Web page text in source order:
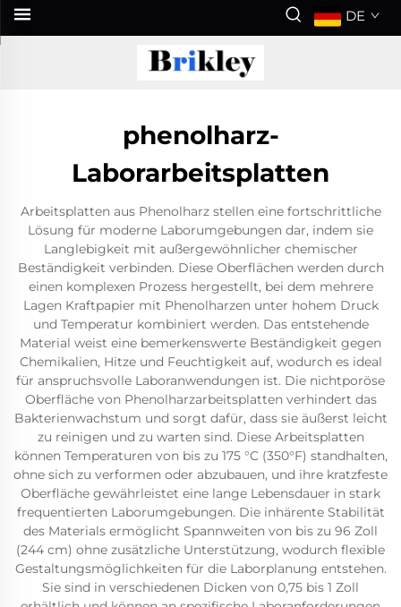
DE
phenolharz-
Laborarbeitsplatten
Arbeitsplatten aus Phenolharz stellen eine fortschrittliche
Lösung für moderne Laborumgebungen dar, indem sie
Langlebigkeit mit außergewöhnlicher chemischer
Beständigkeit verbinden. Diese Oberflächen werden durch
einen komplexen Prozess hergestellt, bei dem mehrere
Lagen Kraftpapier mit Phenolharzen unter hohem Druck
und Temperatur kombiniert werden. Das entstehende
Material weist eine bemerkenswerte Beständigkeit gegen
Chemikalien, Hitze und Feuchtigkeit auf, wodurch es ideal
für anspruchsvolle Laboranwendungen ist. Die nichtporöse
Oberfläche von Phenolharzarbeitsplatten verhindert das
Bakterienwachstum und sorgt dafür, dass sie äußerst leicht
zu reinigen und zu warten sind. Diese Arbeitsplatten
können Temperaturen von bis zu 175 °C (350°F) standhalten,
ohne sich zu verformen oder abzubauen, und ihre kratzfeste
Oberfläche gewährleistet eine lange Lebensdauer in stark
frequentierten Laborumgebungen. Die inhärente Stabilität
des Materials ermöglicht Spannweiten von bis zu 96 Zoll
(244 cm) ohne zusätzliche Unterstützung, wodurch flexible
Gestaltungsmöglichkeiten für die Laborplanung entstehen.
Sie sind in verschiedenen Dicken von 0,75 bis 1 Zoll